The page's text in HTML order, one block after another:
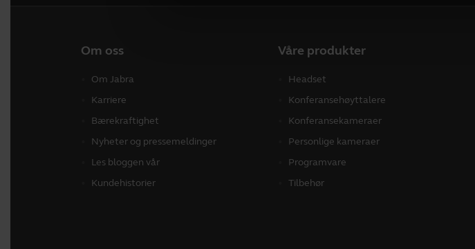
Om oss
Om Jabra
Karriere
Bærekraftighet
Nyheter og pressemeldinger
Les bloggen vår
Kundehistorier
Våre produkter
Headset
Konferansehøyttalere
Konferansekameraer
Personlige kameraer
Programvare
Tilbehør